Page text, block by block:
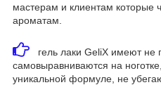
мастерам и клиентам которые
ароматам.
гель лаки GeliX имеют не
самовыравниваются на
уникальной формуле, не